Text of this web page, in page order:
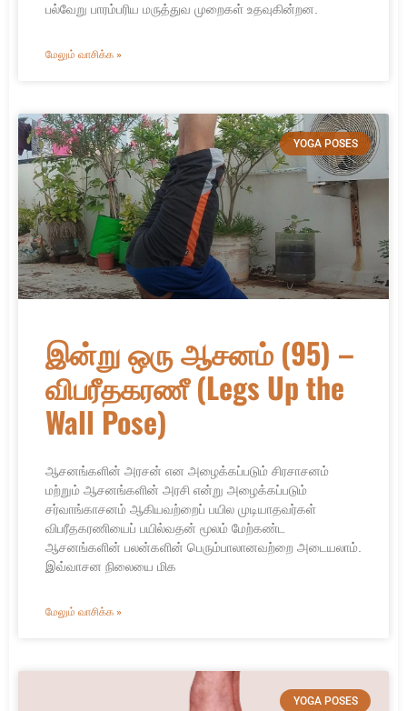
பல்வேறு பாரம்பரிய மருத்துவ முறைகள் உதவுகின்றன.
மேலும் வாசிக்க »
YOGA POSES
இன்று ஒரு ஆசனம் (95) –
விபரீதகரணீ (Legs Up the
Wall Pose)
ஆசனங்களின் அரசன் என அழைக்கப்படும் சிரசாசனம்
மற்றும் ஆசனங்களின் அரசி என்று அழைக்கப்படும்
சர்வாங்காசனம் ஆகியவற்றைப் பயில முடியாதவர்கள்
விபரீதகரணியைப் பயில்வதன் மூலம் மேற்கண்ட
ஆசனங்களின் பலன்களின் பெரும்பாலானவற்றை அடையலாம்.
இவ்வாசன நிலையை மிக
மேலும் வாசிக்க »
YOGA POSES